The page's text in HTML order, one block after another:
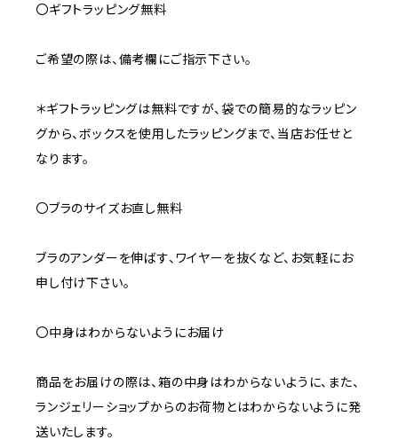
〇ギフトラッピング無料
ご希望の際は、備考欄にご指示下さい。
＊ギフトラッピングは無料ですが、袋での簡易的なラッピン
グから、ボックスを使用したラッピングまで、当店お任せと
なります。
〇ブラのサイズお直し無料
ブラのアンダーを伸ばす、ワイヤーを抜くなど、お気軽にお
申し付け下さい。
〇中身はわからないようにお届け
商品をお届けの際は、箱の中身はわからないように、また、
ランジェリーショップからのお荷物とはわからないように発
送いたします。